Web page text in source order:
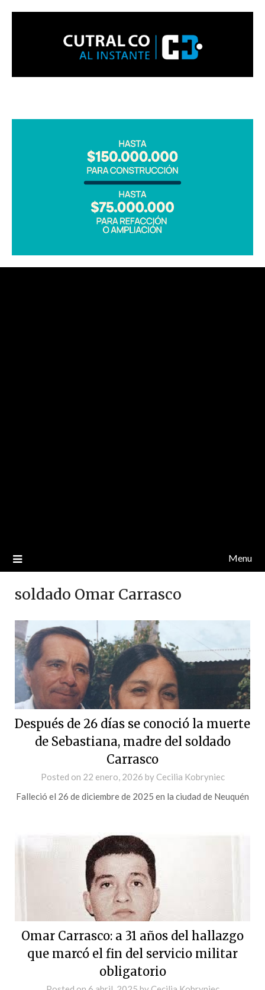
Menu
soldado Omar Carrasco
Después de 26 días se conoció la muerte
de Sebastiana, madre del soldado
Carrasco
Posted on 22 enero, 2026 by Cecilia Kobryniec
Falleció el 26 de diciembre de 2025 en la ciudad de Neuquén
Omar Carrasco: a 31 años del hallazgo
que marcó el fin del servicio militar
obligatorio